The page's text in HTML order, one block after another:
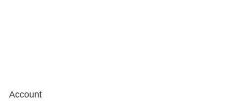
Account